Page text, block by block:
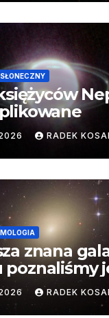
RADEK
znana
poznaliśmy
wymiary
RADEK